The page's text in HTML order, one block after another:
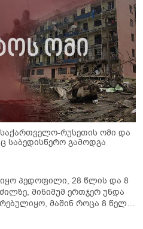
რუსეთის ომი და
საბედისწერო გამოდგა
იყო პედოფილი, 28 წლის და 8
მინიმუმ ერთჯერ უნდა
მაშინ როცა 8 წელი
მოსწავლეებს! - იპოვონ ერთი